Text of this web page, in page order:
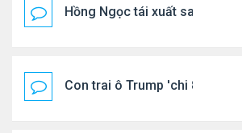
Hồng Ngọc tái xuất sau nhiều
Con trai ô Trump 'chi 8.5